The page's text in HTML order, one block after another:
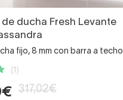
de ducha Fresh Levante
fijo, 8 mm con barra a techo
(1)
317,02€